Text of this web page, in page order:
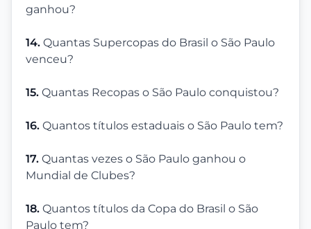
ganhou?
14. Quantas Supercopas do Brasil o São Paulo
venceu?
15. Quantas Recopas o São Paulo conquistou?
16. Quantos títulos estaduais o São Paulo tem?
17. Quantas vezes o São Paulo ganhou o
Mundial de Clubes?
18. Quantos títulos da Copa do Brasil o São
Paulo tem?